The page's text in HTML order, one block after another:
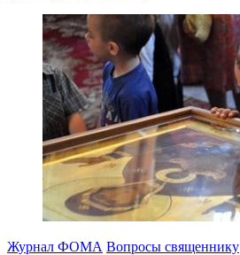
Журнал ФОМА Вопросы священнику